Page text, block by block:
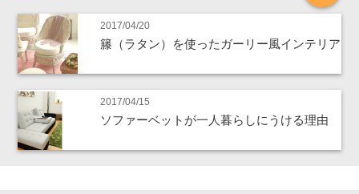
2017/04/20
籐（ラタン）を使ったガーリー風インテリア
2017/04/15
ソファーベットが一人暮らしにうける理由